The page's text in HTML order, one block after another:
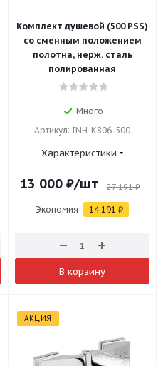
Комплект душевой (500 PSS)
со сменным положением
полотна, нерж. сталь
полированная
Много
Артикул: INH-K806-500
Характеристики
13 000₽/шт 27 191₽
Экономия 14 191 ₽
В корзину
АКЦИЯ